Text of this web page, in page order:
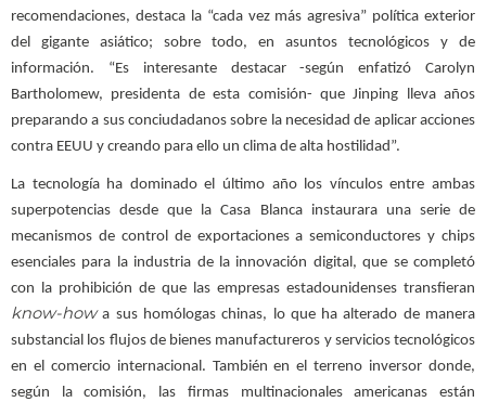
recomendaciones, destaca la “cada vez más agresiva” política exterior
del gigante asiático; sobre todo, en asuntos tecnológicos y de
información. “Es interesante destacar -según enfatizó Carolyn
Bartholomew, presidenta de esta comisión- que Jinping lleva años
preparando a sus conciudadanos sobre la necesidad de aplicar acciones
contra EEUU y creando para ello un clima de alta hostilidad”.
La tecnología ha dominado el último año los vínculos entre ambas
superpotencias desde que la Casa Blanca instaurara una serie de
mecanismos de control de exportaciones a semiconductores y chips
esenciales para la industria de la innovación digital, que se completó
con la prohibición de que las empresas estadounidenses transfieran
know-howa sus homólogas chinas, lo que ha alterado de manera
substancial los flujos de bienes manufactureros y servicios tecnológicos
en el comercio internacional. También en el terreno inversor donde,
según la comisión, las firmas multinacionales americanas están